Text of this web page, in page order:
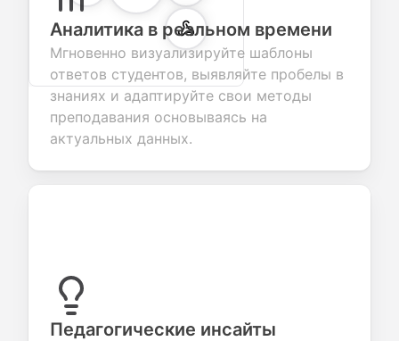
Аналитика в реальном времени
Мгновенно визуализируйте шаблоны
ответов студентов, выявляйте пробелы в
знаниях и адаптируйте свои методы
преподавания основываясь на
актуальных данных.
Педагогические инсайты